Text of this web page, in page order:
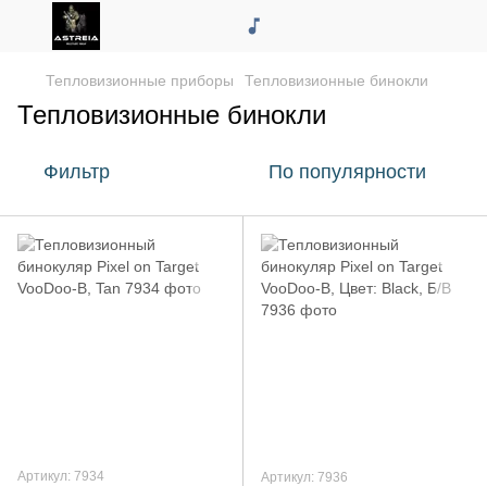
Тепловизионные приборы Тепловизионные бинокли
Тепловизионные бинокли
Фильтр По популярности
Артикул: 7934 Артикул: 7936